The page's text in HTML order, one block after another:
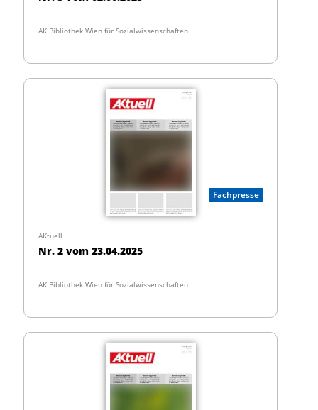
AK Bibliothek Wien für Sozialwissenschaften
Fachpresse
AKtuell
Nr. 2 vom 23.04.2025
AK Bibliothek Wien für Sozialwissenschaften